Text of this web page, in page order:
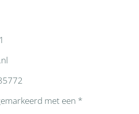
met een *